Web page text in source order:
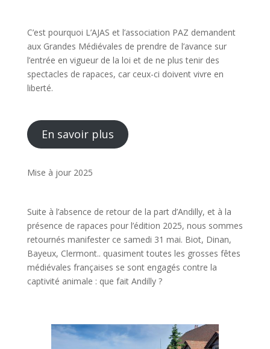
C’est pourquoi L’AJAS et l’association PAZ demandent
aux Grandes Médiévales de prendre de l’avance sur
l’entrée en vigueur de la loi et de ne plus tenir des
spectacles de rapaces, car ceux-ci doivent vivre en
liberté.
En savoir plus
Mise à jour 2025
Suite à l’absence de retour de la part d’Andilly, et à la
présence de rapaces pour l’édition 2025, nous sommes
retournés manifester ce samedi 31 mai. Biot, Dinan,
Bayeux, Clermont.. quasiment toutes les grosses fêtes
médiévales françaises se sont engagés contre la
captivité animale : que fait Andilly ?